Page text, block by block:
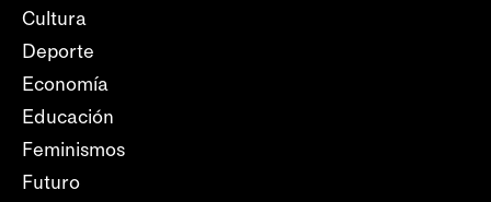
Cultura
Deporte
Economía
Educación
Feminismos
Futuro